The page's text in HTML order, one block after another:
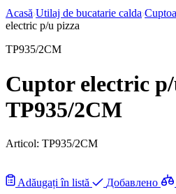
Acasă Utilaj de bucatarie calda
electric p/u pizza
TP935/2CM
Cuptor electric
TP935/2CM
Articol: TP935/2CM
Adăugați în listă Добавлено